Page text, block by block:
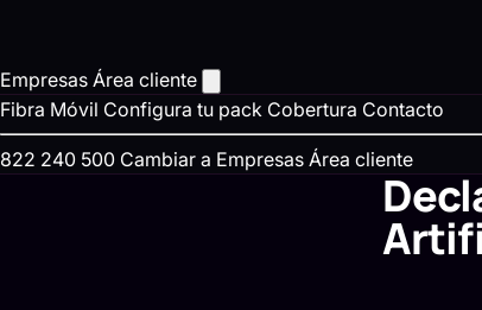
Empresas Área cliente
Fibra Móvil Configura tu pack Cobertura Contacto
822 240 500 Cambiar a Empresas Área cliente